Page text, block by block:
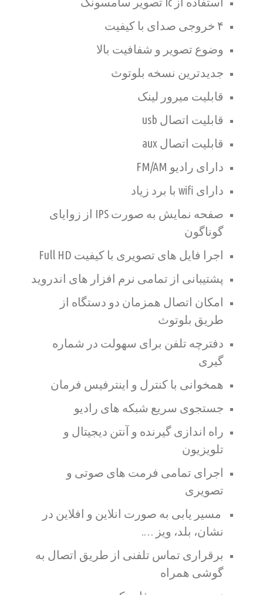
۴ خروجی صدای با کیفیت
وضوع تصویر و شفافیت بالا
جدیدترین نسخه بلوتوث
قابلیت میرور لینک
قابلیت اتصال usb
قابلیت اتصال aux
دارای رادیو FM/AM
دارای wifi با برد زیاد
صفحه نمایش به صورت IPS از زوایای
گوناگون
اجرا فایل های تصویری با کیفیت Full HD
پشتیبانی از تمامی نرم افزار های اندروید
امکان اتصال همزمان دو دستگاه از
طریق بلوتوث
دفترچه تلفن برای سهولت در شماره
گیری
همخوانی با کنترل و اینترفیس فرمان
جستجوی سریع شبکه های رادیو
راه اندازی گیرنده و آنتن دیجیتال و
تلویزیون
اجرای تمامی فرمت های صوتی و
تصویری
مسیر یابی به صورت انلاین و افلاین در
نشان، بلد، ویز ….
برقراری تماس تلفنی از طریق اتصال به
گوشی همراه